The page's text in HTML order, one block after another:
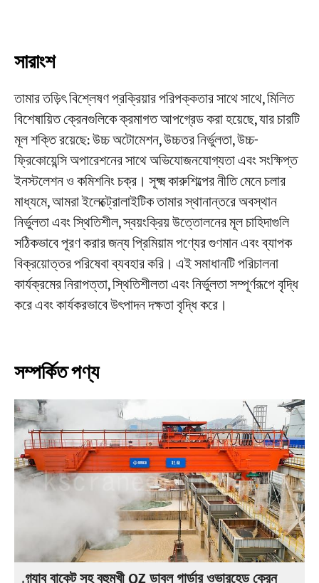
সারাংশ
তামার তড়িৎ বিশ্লেষণ প্রক্রিয়ার পরিপক্কতার সাথে সাথে, মিলিত
বিশেষায়িত ক্রেনগুলিকে ক্রমাগত আপগ্রেড করা হয়েছে, যার চারটি
মূল শক্তি রয়েছে: উচ্চ অটোমেশন, উচ্চতর নির্ভুলতা, উচ্চ-
ফ্রিকোয়েন্সি অপারেশনের সাথে অভিযোজনযোগ্যতা এবং সংক্ষিপ্ত
ইনস্টলেশন ও কমিশনিং চক্র। সূক্ষ্ম কারুশিল্পের নীতি মেনে চলার
মাধ্যমে, আমরা ইলেক্ট্রোলাইটিক তামার স্থানান্তরে অবস্থান
নির্ভুলতা এবং স্থিতিশীল, স্বয়ংক্রিয় উত্তোলনের মূল চাহিদাগুলি
সঠিকভাবে পূরণ করার জন্য প্রিমিয়াম পণ্যের গুণমান এবং ব্যাপক
বিক্রয়োত্তর পরিষেবা ব্যবহার করি। এই সমাধানটি পরিচালনা
কার্যক্রমের নিরাপত্তা, স্থিতিশীলতা এবং নির্ভুলতা সম্পূর্ণরূপে বৃদ্ধি
করে এবং কার্যকরভাবে উৎপাদন দক্ষতা বৃদ্ধি করে।
সম্পর্কিত পণ্য